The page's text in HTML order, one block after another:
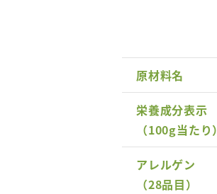
原材料名
栄養成分表示
（100g当たり）
アレルゲン
（28品目）